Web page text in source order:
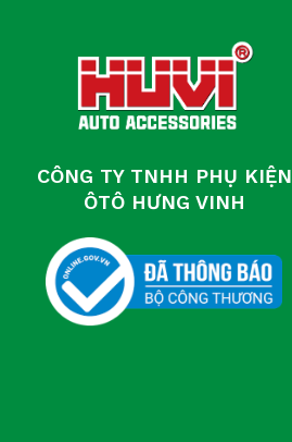
CÔNG TY TNHH PHỤ KIỆN
ÔTÔ HƯNG VINH